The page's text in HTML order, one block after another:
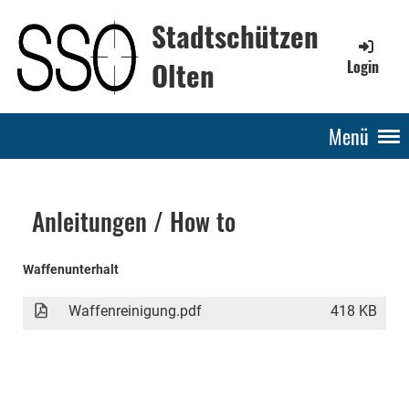
Stadtschützen
Olten
Login
Menü
Anleitungen / How to
Waffenunterhalt
Waffenreinigung.pdf 418 KB